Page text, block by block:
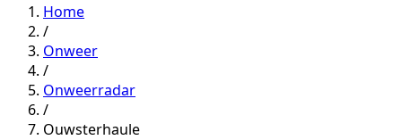
Home
/
Onweer
/
Onweerradar
/
Ouwsterhaule